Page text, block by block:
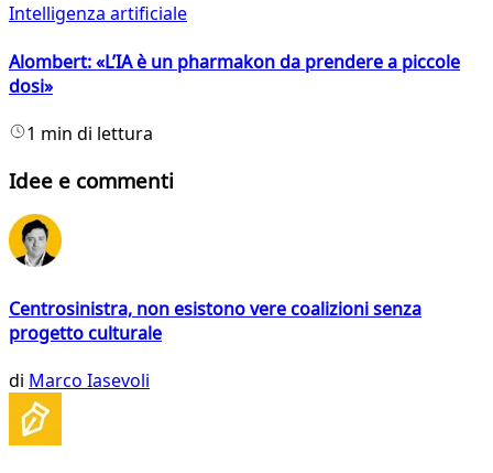
Intelligenza artificiale
Alombert: «L’IA è un pharmakon da prendere a piccole
dosi»
1 min di lettura
Idee e commenti
Centrosinistra, non esistono vere coalizioni senza
progetto culturale
di Marco Iasevoli